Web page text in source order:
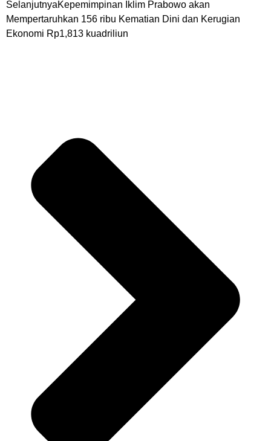
SelanjutnyaKepemimpinan Iklim Prabowo akan
Mempertaruhkan 156 ribu Kematian Dini dan Kerugian
Ekonomi Rp1,813 kuadriliun